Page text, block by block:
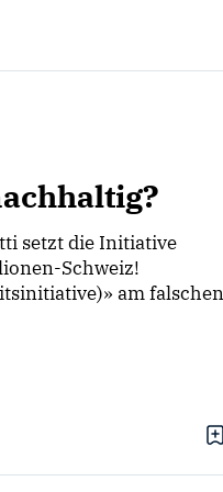
setzt die Initiative
Schweiz!
am falschen